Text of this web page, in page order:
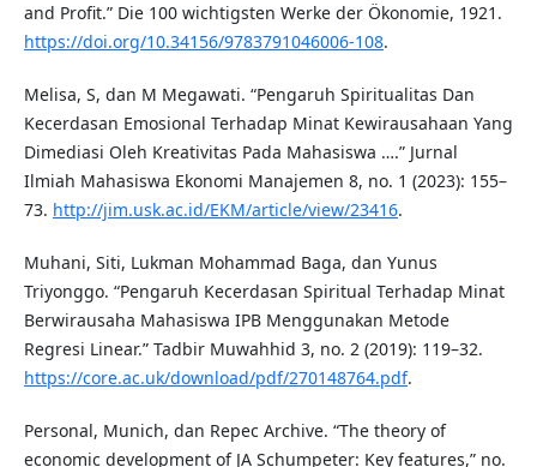
and Profit.” Die 100 wichtigsten Werke der Ökonomie, 1921.
https://doi.org/10.34156/9783791046006-108.
Melisa, S, dan M Megawati. “Pengaruh Spiritualitas Dan
Kecerdasan Emosional Terhadap Minat Kewirausahaan Yang
Dimediasi Oleh Kreativitas Pada Mahasiswa ….” Jurnal
Ilmiah Mahasiswa Ekonomi Manajemen 8, no. 1 (2023): 155–
73. http://jim.usk.ac.id/EKM/article/view/23416.
Muhani, Siti, Lukman Mohammad Baga, dan Yunus
Triyonggo. “Pengaruh Kecerdasan Spiritual Terhadap Minat
Berwirausaha Mahasiswa IPB Menggunakan Metode
Regresi Linear.” Tadbir Muwahhid 3, no. 2 (2019): 119–32.
https://core.ac.uk/download/pdf/270148764.pdf.
Personal, Munich, dan Repec Archive. “The theory of
economic development of JA Schumpeter: Key features,” no.